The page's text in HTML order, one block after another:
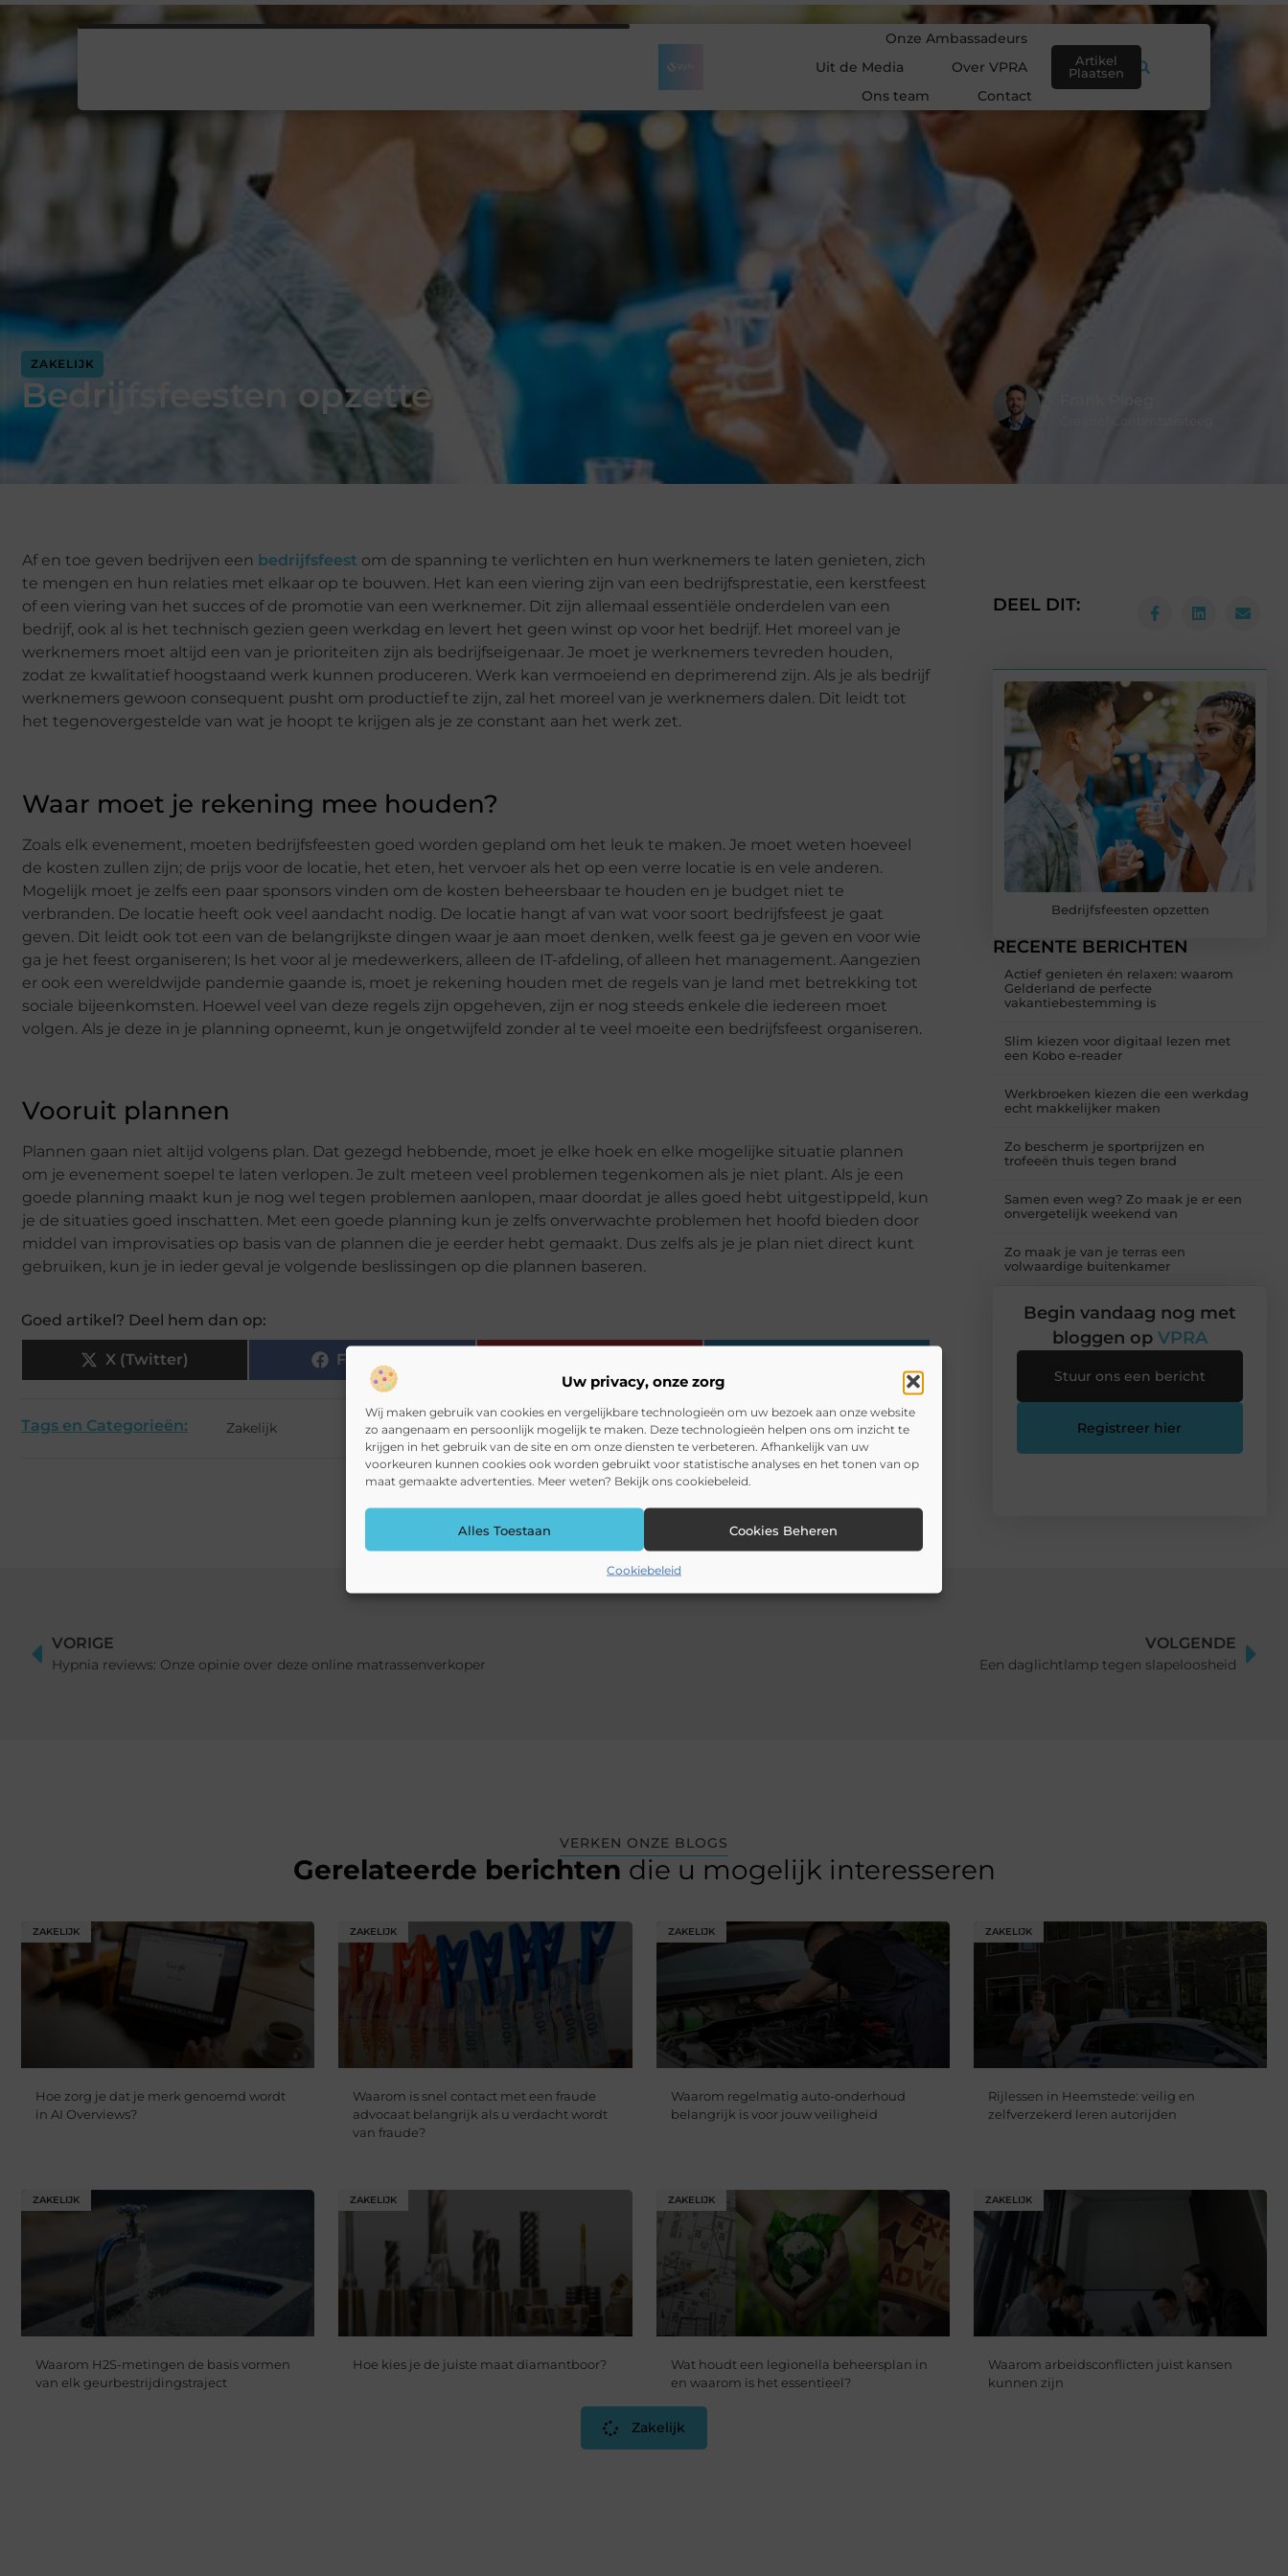
Uw privacy, onze zorg
Wij maken gebruik van cookies en vergelijkbare technologieën om uw bezoek aan onze website
zo aangenaam en persoonlijk mogelijk te maken. Deze technologieën helpen ons om inzicht te
krijgen in het gebruik van de site en om onze diensten te verbeteren. Afhankelijk van uw
voorkeuren kunnen cookies ook worden gebruikt voor statistische analyses en het tonen van op
maat gemaakte advertenties. Meer weten? Bekijk ons cookiebeleid.
Alles Toestaan Cookies Beheren
Cookiebeleid
Onze Ambassadeurs
Uit de Media
Over VPRA
Ons team
Contact
Artikel
Plaatsen
ZAKELIJK
Bedrijfsfeesten opzetten
Af en toe geven bedrijven een bedrijfsfeest om de spanning te verlichten en hun werknemers te laten genieten, zich
te mengen en hun relaties met elkaar op te bouwen. Het kan een viering zijn van een bedrijfsprestatie, een kerstfeest
of een viering van het succes of de promotie van een werknemer. Dit zijn allemaal essentiële onderdelen van een
bedrijf, ook al is het technisch gezien geen werkdag en levert het geen winst op voor het bedrijf. Het moreel van je
werknemers moet altijd een van je prioriteiten zijn als bedrijfseigenaar. Je moet je werknemers tevreden houden,
zodat ze kwalitatief hoogstaand werk kunnen produceren. Werk kan vermoeiend en deprimerend zijn. Als je als bedrijf
werknemers gewoon consequent pusht om productief te zijn, zal het moreel van je werknemers dalen. Dit leidt tot
het tegenovergestelde van wat je hoopt te krijgen als je ze constant aan het werk zet.
Waar moet je rekening mee houden?
Zoals elk evenement, moeten bedrijfsfeesten goed worden gepland om het leuk te maken. Je moet weten hoeveel
de kosten zullen zijn; de prijs voor de locatie, het eten, het vervoer als het op een verre locatie is en vele anderen.
Mogelijk moet je zelfs een paar sponsors vinden om de kosten beheersbaar te houden en je budget niet te
verbranden. De locatie heeft ook veel aandacht nodig. De locatie hangt af van wat voor soort bedrijfsfeest je gaat
geven. Dit leidt ook tot een van de belangrijkste dingen waar je aan moet denken, welk feest ga je geven en voor wie
ga je het feest organiseren; Is het voor al je medewerkers, alleen de IT-afdeling, of alleen het management. Aangezien
er ook een wereldwijde pandemie gaande is, moet je rekening houden met de regels van je land met betrekking tot
sociale bijeenkomsten. Hoewel veel van deze regels zijn opgeheven, zijn er nog steeds enkele die iedereen moet
volgen. Als je deze in je planning opneemt, kun je ongetwijfeld zonder al te veel moeite een bedrijfsfeest organiseren.
Vooruit plannen
Plannen gaan niet altijd volgens plan. Dat gezegd hebbende, moet je elke hoek en elke mogelijke situatie plannen
om je evenement soepel te laten verlopen. Je zult meteen veel problemen tegenkomen als je niet plant. Als je een
goede planning maakt kun je nog wel tegen problemen aanlopen, maar doordat je alles goed hebt uitgestippeld, kun
je de situaties goed inschatten. Met een goede planning kun je zelfs onverwachte problemen het hoofd bieden door
middel van improvisaties op basis van de plannen die je eerder hebt gemaakt. Dus zelfs als je je plan niet direct kunt
gebruiken, kun je in ieder geval je volgende beslissingen op die plannen baseren.
Goed artikel? Deel hem dan op:
X (Twitter) Facebook
Tags en Categorieën: Zakelijk
DEEL DIT:
Bedrijfsfeesten opzetten
RECENTE BERICHTEN
Actief genieten én relaxen: waarom
Gelderland de perfecte
vakantiebestemming is
Slim kiezen voor digitaal lezen met
een Kobo e-reader
Werkbroeken kiezen die een werkdag
echt makkelijker maken
Zo bescherm je sportprijzen en
trofeeën thuis tegen brand
Samen even weg? Zo maak je er een
onvergetelijk weekend van
Zo maak je van je terras een
volwaardige buitenkamer
Begin vandaag nog met
bloggen op VPRA
Stuur ons een bericht
Registreer hier
VORIGE
Hypnia reviews: Onze opinie over deze online matrassenverkoper
VOLGENDE
Een daglichtlamp tegen slapeloosheid
VERKEN ONZE BLOGS
Gerelateerde berichten die u mogelijk interesseren
ZAKELIJK
Hoe zorg je dat je merk genoemd wordt
in AI Overviews?
ZAKELIJK
Waarom is snel contact met een fraude
advocaat belangrijk als u verdacht wordt
van fraude?
ZAKELIJK
Waarom regelmatig auto-onderhoud
belangrijk is voor jouw veiligheid
ZAKELIJK
Rijlessen in Heemstede: veilig en
zelfverzekerd leren autorijden
ZAKELIJK
Waarom H2S-metingen de basis vormen
van elk geurbestrijdingstraject
ZAKELIJK
Hoe kies je de juiste maat diamantboor?
ZAKELIJK
Wat houdt een legionella beheersplan in
en waarom is het essentieel?
ZAKELIJK
Waarom arbeidsconflicten juist kansen
kunnen zijn
Zakelijk